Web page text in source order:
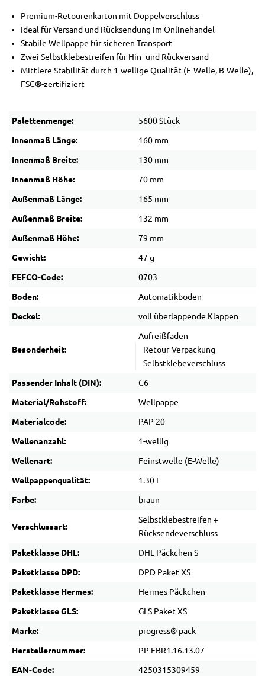
Premium-Retourenkarton mit Doppelverschluss
Ideal für Versand und Rücksendung im Onlinehandel
Stabile Wellpappe für sicheren Transport
Zwei Selbstklebestreifen für Hin- und Rückversand
Mittlere Stabilität durch 1-wellige Qualität (E-Welle, B-Welle),
FSC®-zertifiziert
Palettenmenge: 5600 Stück
Innenmaß Länge: 160 mm
Innenmaß Breite: 130 mm
Innenmaß Höhe: 70 mm
Außenmaß Länge: 165 mm
Außenmaß Breite: 132 mm
Außenmaß Höhe: 79 mm
Gewicht: 47 g
FEFCO-Code: 0703
Boden: Automatikboden
Deckel: voll überlappende Klappen
Besonderheit:
Aufreißfaden
Retour-Verpackung
Selbstklebeverschluss
Passender Inhalt (DIN): C6
Material/Rohstoff: Wellpappe
Materialcode: PAP 20
Wellenanzahl: 1-wellig
Wellenart: Feinstwelle (E-Welle)
Wellpappenqualität: 1.30 E
Farbe: braun
Verschlussart:
Selbstklebestreifen +
Rücksendeverschluss
Paketklasse DHL: DHL Päckchen S
Paketklasse DPD: DPD Paket XS
Paketklasse Hermes: Hermes Päckchen
Paketklasse GLS: GLS Paket XS
Marke: progress® pack
Herstellernummer: PP FBR1.16.13.07
EAN-Code: 4250315309459